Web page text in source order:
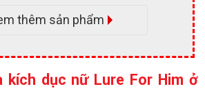
thêm sản phẩm
kích dục nữ Lure For Himở